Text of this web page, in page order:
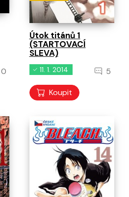
0
Útok titánů 1
(STARTOVACÍ
SLEVA)
11. 1. 2014 5
Koupit